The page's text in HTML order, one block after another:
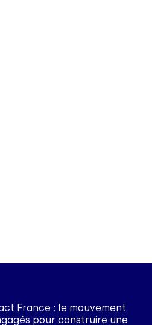
France : le mouvement
pour construire une